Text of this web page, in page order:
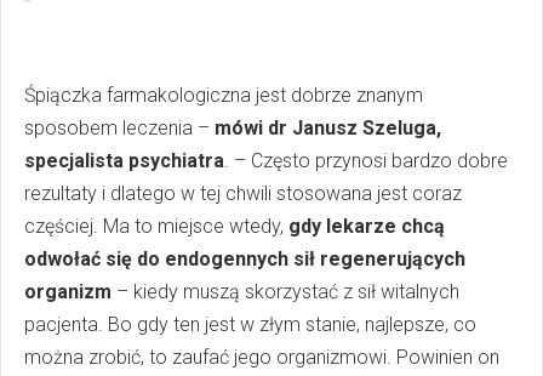
Śpiączka farmakologiczna jest dobrze znanym
sposobem leczenia – mówi dr Janusz Szeluga,
specjalista psychiatra . – Często przynosi bardzo dobre
rezultaty i dlatego w tej chwili stosowana jest coraz
częściej. Ma to miejsce wtedy, gdy lekarze chcą
odwołać się do endogennych sił regenerujących
organizm – kiedy muszą skorzystać z sił witalnych
pacjenta. Bo gdy ten jest w złym stanie, najlepsze, co
można zrobić, to zaufać jego organizmowi. Powinien on